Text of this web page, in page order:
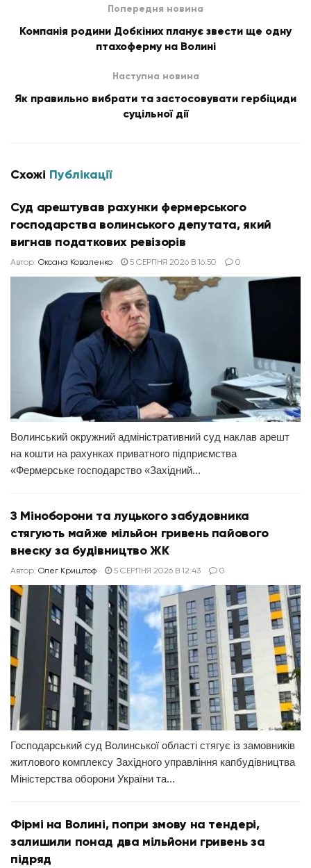
Попередня новина
Компанія родини Добкіних планує звести ще одну
птахоферму на Волині
Наступна новина
Як правильно вибрати та застосовувати гербіциди
суцільної дії
Схожі Публікації
Суд арештував рахунки фермерського
господарства волинського депутата, який
вигнав податкових ревізорів
Автор: Оксана Коваленко 5 СЕРПНЯ 2026 В 16:50 0
Волинський окружний адміністративний суд наклав арешт
на кошти на рахунках приватного підприємства
«Фермерське господарство «Західний...
З Міноборони та луцького забудовника
стягують майже мільйон гривень пайового
внеску за будівництво ЖК
Автор: Олег Криштоф 5 СЕРПНЯ 2026 В 12:43 0
Господарський суд Волинської області стягує із замовників
житлового комплексу Західного управління капбудівництва
Міністерства оборони України та...
Фірмі на Волині, попри змову на тендері,
залишили понад два мільйони гривень за
підряд